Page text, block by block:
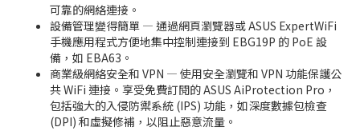
可靠的網絡連接。
設備管理變得簡單 — 通過網頁瀏覽器或 ASUS ExpertWiFi
手機應用程式方便地集中控制連接到 EBG19P 的 PoE 設
備，如 EBA63。
商業級網絡安全和 VPN — 使用安全瀏覽和 VPN 功能保護公
共 WiFi 連接。享受免費訂閱的 ASUS AiProtection Pro，
包括強大的入侵防禦系統 (IPS) 功能，如深度數據包檢查
(DPI) 和虛擬修補，以阻止惡意流量。